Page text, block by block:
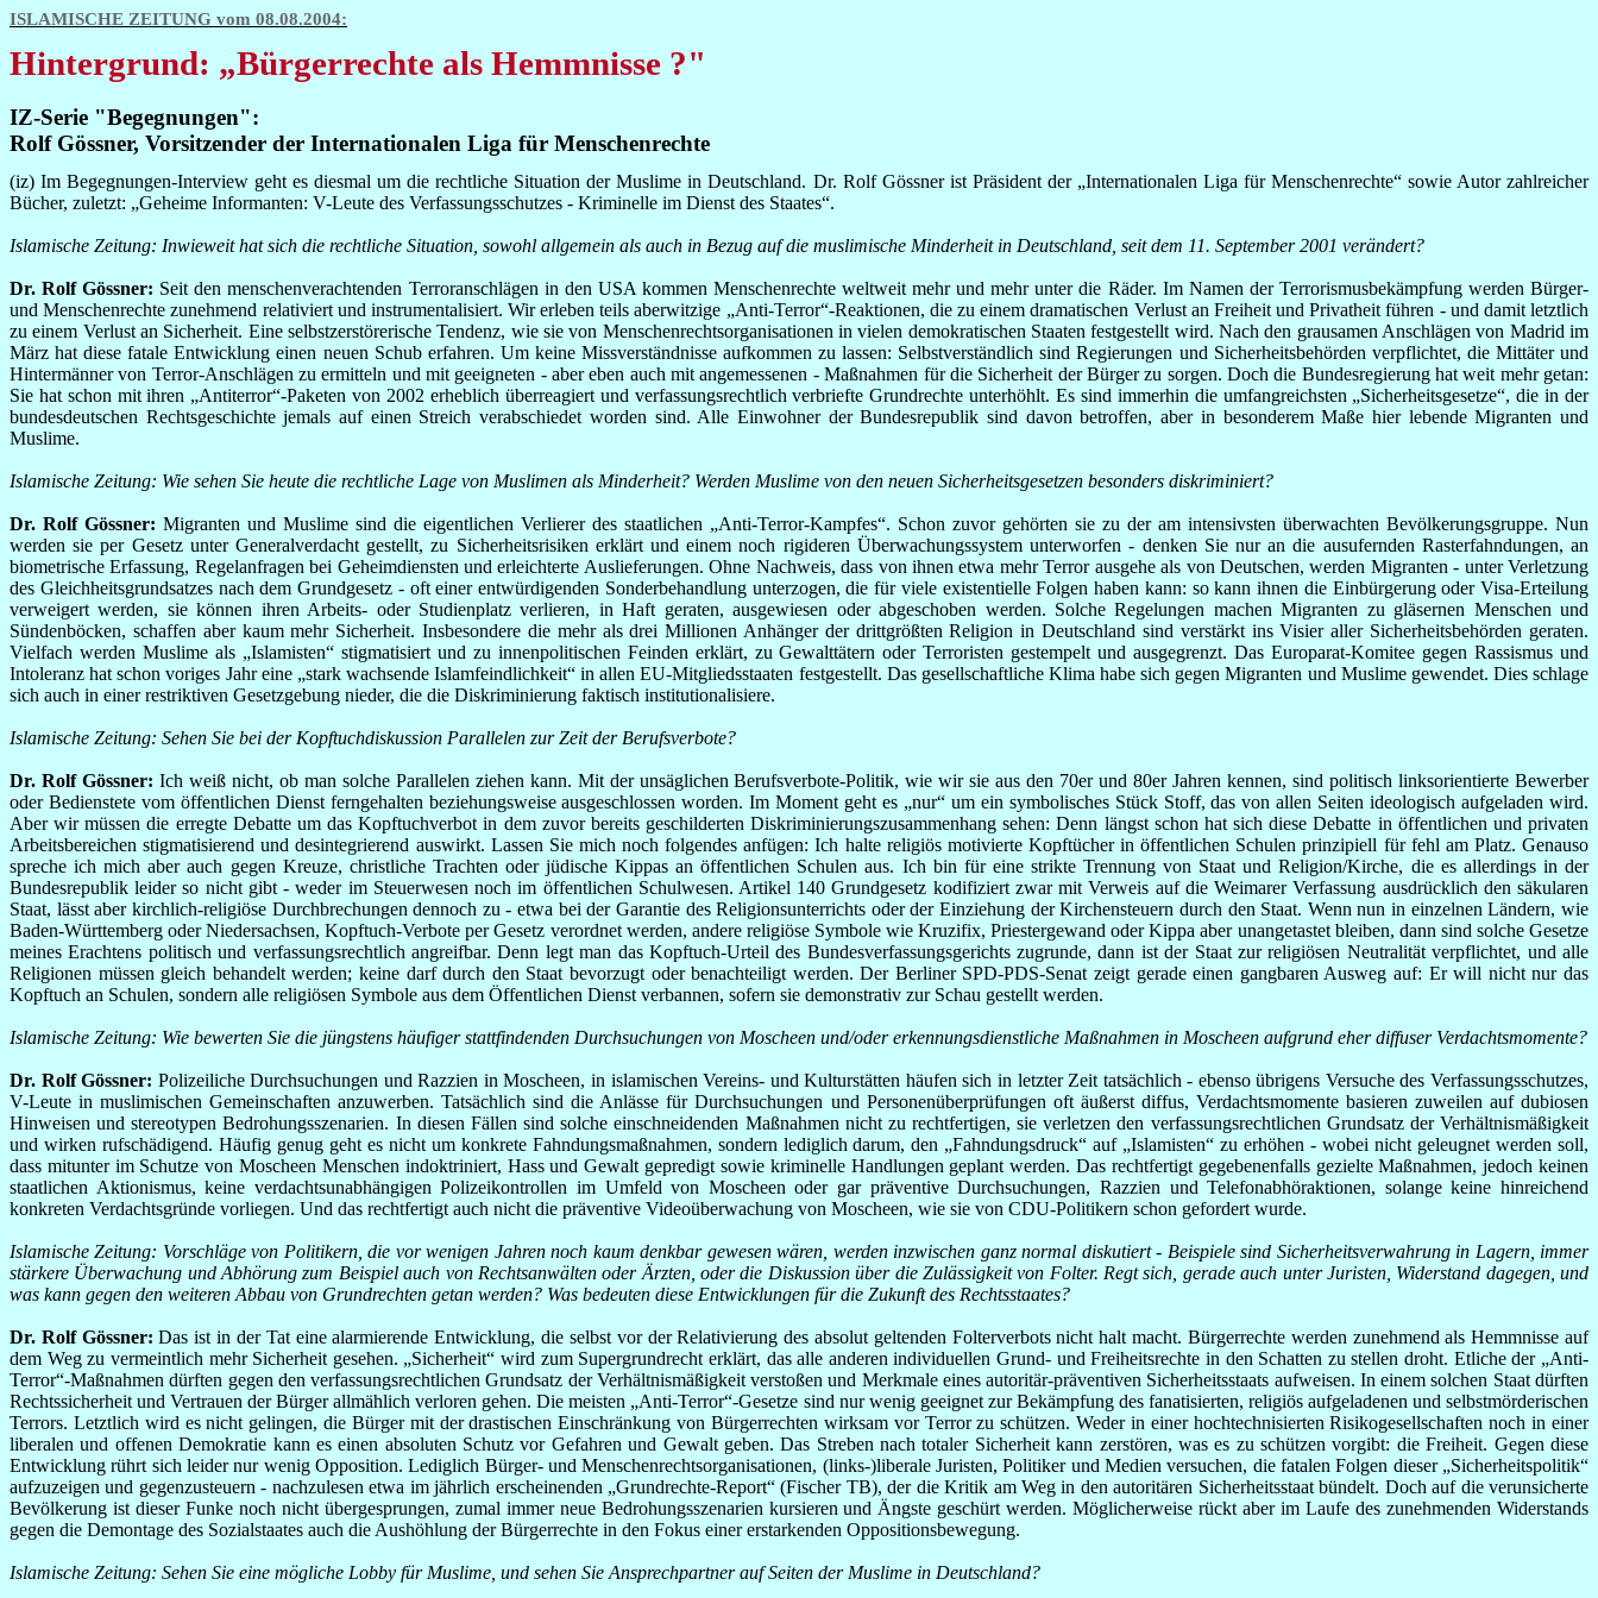
ISLAMISCHE ZEITUNG vom 08.08.2004:
Hintergrund: „Bürgerrechte als Hemmnisse ?"
IZ-Serie "Begegnungen":
Rolf Gössner, Vorsitzender der Internationalen Liga für Menschenrechte
(iz) Im Begegnungen-Interview geht es diesmal um die rechtliche Situation der Muslime in Deutschland. Dr. Rolf Gössner ist Präsident der „Internationalen Liga für Menschenrechte“ sowie Autor zahlreicher
Bücher, zuletzt: „Geheime Informanten: V-Leute des Verfassungsschutzes - Kriminelle im Dienst des Staates“.
Islamische Zeitung: Inwieweit hat sich die rechtliche Situation, sowohl allgemein als auch in Bezug auf die muslimische Minderheit in Deutschland, seit dem 11. September 2001 verändert?
Dr. Rolf Gössner: Seit den menschenverachtenden Terroranschlägen in den USA kommen Menschenrechte weltweit mehr und mehr unter die Räder. Im Namen der Terrorismusbekämpfung werden Bürger-
und Menschenrechte zunehmend relativiert und instrumentalisiert. Wir erleben teils aberwitzige „Anti-Terror“-Reaktionen, die zu einem dramatischen Verlust an Freiheit und Privatheit führen - und damit letztlich
zu einem Verlust an Sicherheit. Eine selbstzerstörerische Tendenz, wie sie von Menschenrechtsorganisationen in vielen demokratischen Staaten festgestellt wird. Nach den grausamen Anschlägen von Madrid im
März hat diese fatale Entwicklung einen neuen Schub erfahren. Um keine Missverständnisse aufkommen zu lassen: Selbstverständlich sind Regierungen und Sicherheitsbehörden verpflichtet, die Mittäter und
Hintermänner von Terror-Anschlägen zu ermitteln und mit geeigneten - aber eben auch mit angemessenen - Maßnahmen für die Sicherheit der Bürger zu sorgen. Doch die Bundesregierung hat weit mehr getan:
Sie hat schon mit ihren „Antiterror“-Paketen von 2002 erheblich überreagiert und verfassungsrechtlich verbriefte Grundrechte unterhöhlt. Es sind immerhin die umfangreichsten „Sicherheitsgesetze“, die in der
bundesdeutschen Rechtsgeschichte jemals auf einen Streich verabschiedet worden sind. Alle Einwohner der Bundesrepublik sind davon betroffen, aber in besonderem Maße hier lebende Migranten und
Muslime.
Islamische Zeitung: Wie sehen Sie heute die rechtliche Lage von Muslimen als Minderheit? Werden Muslime von den neuen Sicherheitsgesetzen besonders diskriminiert?
Dr. Rolf Gössner: Migranten und Muslime sind die eigentlichen Verlierer des staatlichen „Anti-Terror-Kampfes“. Schon zuvor gehörten sie zu der am intensivsten überwachten Bevölkerungsgruppe. Nun
werden sie per Gesetz unter Generalverdacht gestellt, zu Sicherheitsrisiken erklärt und einem noch rigideren Überwachungssystem unterworfen - denken Sie nur an die ausufernden Rasterfahndungen, an
biometrische Erfassung, Regelanfragen bei Geheimdiensten und erleichterte Auslieferungen. Ohne Nachweis, dass von ihnen etwa mehr Terror ausgehe als von Deutschen, werden Migranten - unter Verletzung
des Gleichheitsgrundsatzes nach dem Grundgesetz - oft einer entwürdigenden Sonderbehandlung unterzogen, die für viele existentielle Folgen haben kann: so kann ihnen die Einbürgerung oder Visa-Erteilung
verweigert werden, sie können ihren Arbeits- oder Studienplatz verlieren, in Haft geraten, ausgewiesen oder abgeschoben werden. Solche Regelungen machen Migranten zu gläsernen Menschen und
Sündenböcken, schaffen aber kaum mehr Sicherheit. Insbesondere die mehr als drei Millionen Anhänger der drittgrößten Religion in Deutschland sind verstärkt ins Visier aller Sicherheitsbehörden geraten.
Vielfach werden Muslime als „Islamisten“ stigmatisiert und zu innenpolitischen Feinden erklärt, zu Gewalttätern oder Terroristen gestempelt und ausgegrenzt. Das Europarat-Komitee gegen Rassismus und
Intoleranz hat schon voriges Jahr eine „stark wachsende Islamfeindlichkeit“ in allen EU-Mitgliedsstaaten festgestellt. Das gesellschaftliche Klima habe sich gegen Migranten und Muslime gewendet. Dies schlage
sich auch in einer restriktiven Gesetzgebung nieder, die die Diskriminierung faktisch institutionalisiere.
Islamische Zeitung: Sehen Sie bei der Kopftuchdiskussion Parallelen zur Zeit der Berufsverbote?
Dr. Rolf Gössner: Ich weiß nicht, ob man solche Parallelen ziehen kann. Mit der unsäglichen Berufsverbote-Politik, wie wir sie aus den 70er und 80er Jahren kennen, sind politisch linksorientierte Bewerber
oder Bedienstete vom öffentlichen Dienst ferngehalten beziehungsweise ausgeschlossen worden. Im Moment geht es „nur“ um ein symbolisches Stück Stoff, das von allen Seiten ideologisch aufgeladen wird.
Aber wir müssen die erregte Debatte um das Kopftuchverbot in dem zuvor bereits geschilderten Diskriminierungszusammenhang sehen: Denn längst schon hat sich diese Debatte in öffentlichen und privaten
Arbeitsbereichen stigmatisierend und desintegrierend auswirkt. Lassen Sie mich noch folgendes anfügen: Ich halte religiös motivierte Kopftücher in öffentlichen Schulen prinzipiell für fehl am Platz. Genauso
spreche ich mich aber auch gegen Kreuze, christliche Trachten oder jüdische Kippas an öffentlichen Schulen aus. Ich bin für eine strikte Trennung von Staat und Religion/Kirche, die es allerdings in der
Bundesrepublik leider so nicht gibt - weder im Steuerwesen noch im öffentlichen Schulwesen. Artikel 140 Grundgesetz kodifiziert zwar mit Verweis auf die Weimarer Verfassung ausdrücklich den säkularen
Staat, lässt aber kirchlich-religiöse Durchbrechungen dennoch zu - etwa bei der Garantie des Religionsunterrichts oder der Einziehung der Kirchensteuern durch den Staat. Wenn nun in einzelnen Ländern, wie
Baden-Württemberg oder Niedersachsen, Kopftuch-Verbote per Gesetz verordnet werden, andere religiöse Symbole wie Kruzifix, Priestergewand oder Kippa aber unangetastet bleiben, dann sind solche Gesetze
meines Erachtens politisch und verfassungsrechtlich angreifbar. Denn legt man das Kopftuch-Urteil des Bundesverfassungsgerichts zugrunde, dann ist der Staat zur religiösen Neutralität verpflichtet, und alle
Religionen müssen gleich behandelt werden; keine darf durch den Staat bevorzugt oder benachteiligt werden. Der Berliner SPD-PDS-Senat zeigt gerade einen gangbaren Ausweg auf: Er will nicht nur das
Kopftuch an Schulen, sondern alle religiösen Symbole aus dem Öffentlichen Dienst verbannen, sofern sie demonstrativ zur Schau gestellt werden.
Islamische Zeitung: Wie bewerten Sie die jüngstens häufiger stattfindenden Durchsuchungen von Moscheen und/oder erkennungsdienstliche Maßnahmen in Moscheen aufgrund eher diffuser Verdachtsmomente?
Dr. Rolf Gössner: Polizeiliche Durchsuchungen und Razzien in Moscheen, in islamischen Vereins- und Kulturstätten häufen sich in letzter Zeit tatsächlich - ebenso übrigens Versuche des Verfassungsschutzes,
V-Leute in muslimischen Gemeinschaften anzuwerben. Tatsächlich sind die Anlässe für Durchsuchungen und Personenüberprüfungen oft äußerst diffus, Verdachtsmomente basieren zuweilen auf dubiosen
Hinweisen und stereotypen Bedrohungsszenarien. In diesen Fällen sind solche einschneidenden Maßnahmen nicht zu rechtfertigen, sie verletzen den verfassungsrechtlichen Grundsatz der Verhältnismäßigkeit
und wirken rufschädigend. Häufig genug geht es nicht um konkrete Fahndungsmaßnahmen, sondern lediglich darum, den „Fahndungsdruck“ auf „Islamisten“ zu erhöhen - wobei nicht geleugnet werden soll,
dass mitunter im Schutze von Moscheen Menschen indoktriniert, Hass und Gewalt gepredigt sowie kriminelle Handlungen geplant werden. Das rechtfertigt gegebenenfalls gezielte Maßnahmen, jedoch keinen
staatlichen Aktionismus, keine verdachtsunabhängigen Polizeikontrollen im Umfeld von Moscheen oder gar präventive Durchsuchungen, Razzien und Telefonabhöraktionen, solange keine hinreichend
konkreten Verdachtsgründe vorliegen. Und das rechtfertigt auch nicht die präventive Videoüberwachung von Moscheen, wie sie von CDU-Politikern schon gefordert wurde.
Islamische Zeitung: Vorschläge von Politikern, die vor wenigen Jahren noch kaum denkbar gewesen wären, werden inzwischen ganz normal diskutiert - Beispiele sind Sicherheitsverwahrung in Lagern, immer
stärkere Überwachung und Abhörung zum Beispiel auch von Rechtsanwälten oder Ärzten, oder die Diskussion über die Zulässigkeit von Folter. Regt sich, gerade auch unter Juristen, Widerstand dagegen, und
was kann gegen den weiteren Abbau von Grundrechten getan werden? Was bedeuten diese Entwicklungen für die Zukunft des Rechtsstaates?
Dr. Rolf Gössner: Das ist in der Tat eine alarmierende Entwicklung, die selbst vor der Relativierung des absolut geltenden Folterverbots nicht halt macht. Bürgerrechte werden zunehmend als Hemmnisse auf
dem Weg zu vermeintlich mehr Sicherheit gesehen. „Sicherheit“ wird zum Supergrundrecht erklärt, das alle anderen individuellen Grund- und Freiheitsrechte in den Schatten zu stellen droht. Etliche der „Anti-
Terror“-Maßnahmen dürften gegen den verfassungsrechtlichen Grundsatz der Verhältnismäßigkeit verstoßen und Merkmale eines autoritär-präventiven Sicherheitsstaats aufweisen. In einem solchen Staat dürften
Rechtssicherheit und Vertrauen der Bürger allmählich verloren gehen. Die meisten „Anti-Terror“-Gesetze sind nur wenig geeignet zur Bekämpfung des fanatisierten, religiös aufgeladenen und selbstmörderischen
Terrors. Letztlich wird es nicht gelingen, die Bürger mit der drastischen Einschränkung von Bürgerrechten wirksam vor Terror zu schützen. Weder in einer hochtechnisierten Risikogesellschaften noch in einer
liberalen und offenen Demokratie kann es einen absoluten Schutz vor Gefahren und Gewalt geben. Das Streben nach totaler Sicherheit kann zerstören, was es zu schützen vorgibt: die Freiheit. Gegen diese
Entwicklung rührt sich leider nur wenig Opposition. Lediglich Bürger- und Menschenrechtsorganisationen, (links-)liberale Juristen, Politiker und Medien versuchen, die fatalen Folgen dieser „Sicherheitspolitik“
aufzuzeigen und gegenzusteuern - nachzulesen etwa im jährlich erscheinenden „Grundrechte-Report“ (Fischer TB), der die Kritik am Weg in den autoritären Sicherheitsstaat bündelt. Doch auf die verunsicherte
Bevölkerung ist dieser Funke noch nicht übergesprungen, zumal immer neue Bedrohungsszenarien kursieren und Ängste geschürt werden. Möglicherweise rückt aber im Laufe des zunehmenden Widerstands
gegen die Demontage des Sozialstaates auch die Aushöhlung der Bürgerrechte in den Fokus einer erstarkenden Oppositionsbewegung.
Islamische Zeitung: Sehen Sie eine mögliche Lobby für Muslime, und sehen Sie Ansprechpartner auf Seiten der Muslime in Deutschland?